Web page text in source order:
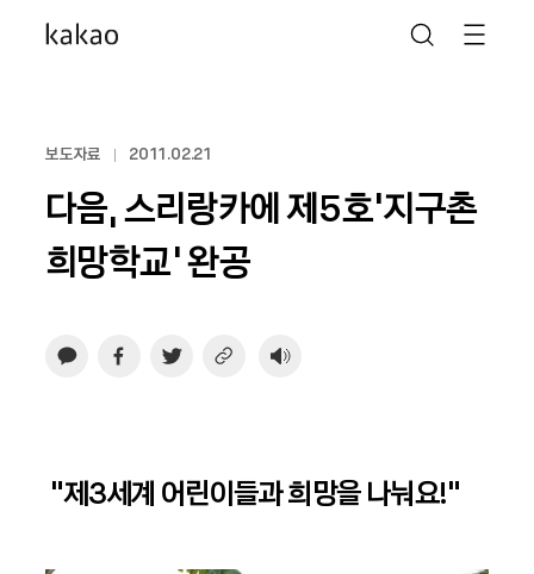
보도자료 2011.02.21
다음, 스리랑카에 제5호‘지구촌
희망학교’ 완공
“제3세계 어린이들과 희망을 나눠요!”